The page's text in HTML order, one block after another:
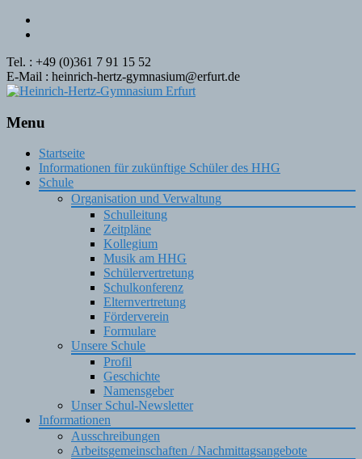
Tel. : +49 (0)361 7 91 15 52
E-Mail : heinrich-hertz-gymnasium@erfurt.de
Menu
Skip
content
Startseite
Informationen für zukünftige Schüler des HHG
Schule
Organisation und Verwaltung
Schulleitung
Zeitpläne
Kollegium
Musik am HHG
Schülervertretung
Schulkonferenz
Elternvertretung
Förderverein
Formulare
Unsere Schule
Profil
Geschichte
Namensgeber
Unser Schul-Newsletter
Informationen
Ausschreibungen
Arbeitsgemeinschaften / Nachmittagsangebote